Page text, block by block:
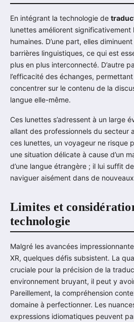
En intégrant la technologie de
lunettes améliorent significativement
humaines. D’une part, elles
barrières linguistiques, ce qui est
plus en plus interconnecté. D’autre
l’efficacité des échanges,
concentrer sur le contenu de la
langue elle-même.
Ces lunettes s’adressent à un large
allant des professionnels du secteur
ces lunettes, un voyageur ne risque
une situation délicate à cause d’un
d’une langue étrangère ; il lui suffit
naviguer aisément dans de
Limites et
technologie
Malgré les avancées
XR, quelques défis subsistent. La
cruciale pour la précision de la
environnement bruyant, il peut y
Pareillement, la compréhension
domaine à perfectionner. Les
expressions idiomatiques peuvent